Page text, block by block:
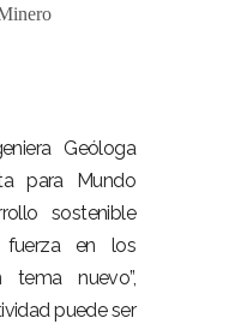
Geóloga
para Mundo
sostenible
fuerza en los
nuevo”,
puede ser